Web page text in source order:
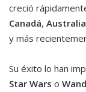
creció
Canadá, Australia
y más
Su éxito lo han
Star Wars o